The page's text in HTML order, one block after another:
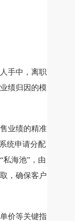
手中，离职
绩归因的模
业绩的精准
统申请分配
私海池”，由
，确保客户
价等关键指